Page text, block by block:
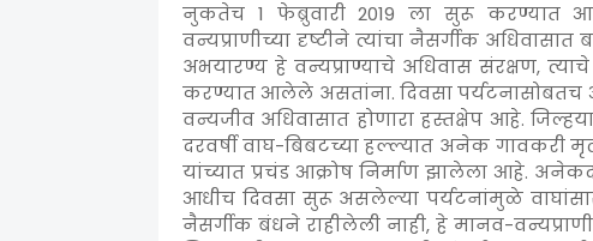
नुकतेच 1 फेब्रुवारी 2019 ला सुरू करण्यात
वन्यप्राणीच्या दृष्टीने त्यांचा नैसर्गीक
अभयारण्य हे वन्यप्राण्याचे अधिवास संरक्षण,
करण्यात आलेले असतांना. दिवसा पर्यटनासोबतच
वन्यजीव अधिवासात होणारा हस्तक्षेप आहे.
दरवर्षी वाघ-बिबटच्या हल्ल्यात अनेक
यांच्यात प्रचंड आक्रोष निर्माण झालेला आहे.
आधीच दिवसा सुरू असलेल्या पर्यटनांमुळे
नैसर्गीक बंधने राहीलेली नाही, हे मानव-वन्यप्राणी